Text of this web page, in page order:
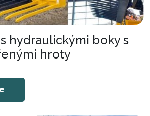
hydraulickými boky s
hroty